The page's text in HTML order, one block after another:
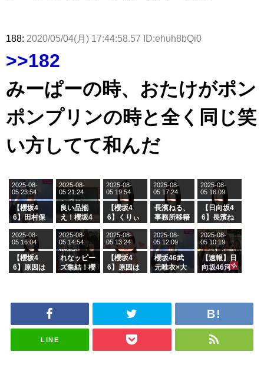
188: 2020/05/04(月) 17:44:58.57 ID:ehuh8bQi0
>>182
みーぱーの時、おたけがポン
ポンプリンの時と全く同じ笑
い方してて和んだ
【櫻坂4
6】田村保
ージを脱い
でいた理由
2025-08-
05 23:54
良い品揃
え！櫻坂4
グル『Mak
e or Brea
k』オフィ
シャルグッ
ズ絶賛販売
2025-08-
05 21:24
【櫻坂4
6】くりぃ
の2人を手
玉に取る大
沼晶保【く
りぃむナン
タラ】
2025-08-
05 19:54
長濱ねる、
事務所移籍
属を発表
2025-08-
05 17:24
【日向坂4
6】長濱ね
ら移籍しフ
ラーム所属
に。これで
事務所に所
属している
がこちら
2025-08-
05 16:09
【櫻坂4
6】原因は
ざわつかせ
2025-08-
05 16:04
れなッピー
ズ集結！櫻
「ラヴィッ
スタジオ出
2025-08-
05 14:54
【櫻坂4
6】原因は
ざわつかせ
2025-08-
05 13:24
櫻坂46武
元唯衣×大
さんに恐怖
ナンタラ】
2025-08-
05 12:09
【速報】日
向坂46河
2025-08-
05 10:19
LINE